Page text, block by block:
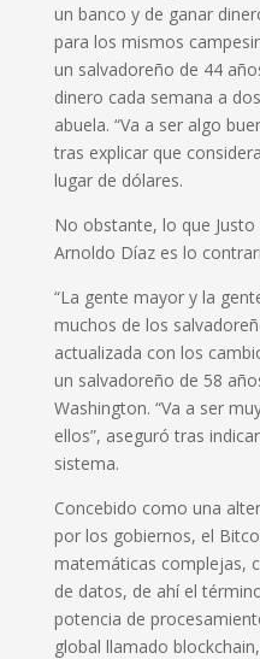
un banco y de ganar
para los mismos
un salvadoreño de 44
dinero cada semana a
abuela. “Va a ser algo
tras explicar que
lugar de dólares.
No obstante, lo que
Arnoldo Díaz es lo
“La gente mayor y la
muchos de los
actualizada con los
un salvadoreño de 58
Washington. “Va a ser
ellos”, aseguró tras
sistema.
Concebido como una
por los gobiernos, el
matemáticas complejas,
de datos, de ahí el
potencia de
global llamado